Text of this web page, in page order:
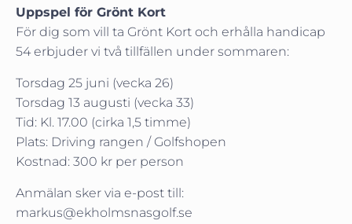
Uppspel för Grönt Kort
För dig som vill ta Grönt Kort och erhålla handicap
54 erbjuder vi två tillfällen under sommaren:
Torsdag 25 juni (vecka 26)
Torsdag 13 augusti (vecka 33)
Tid: Kl. 17.00 (cirka 1,5 timme)
Plats: Driving rangen / Golfshopen
Kostnad: 300 kr per person
Anmälan sker via e-post till:
markus@ekholmsnasgolf.se